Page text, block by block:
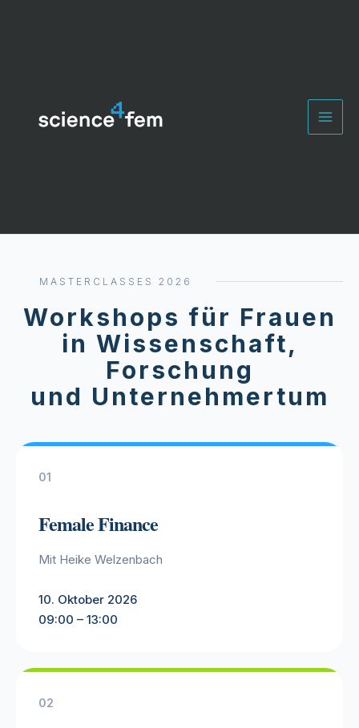
MASTERCLASSES 2026
Workshops für Frauen
in Wissenschaft,
Forschung
und Unternehmertum
01
Female Finance
Mit Heike Welzenbach
10. Oktober 2026
09:00 – 13:00
02